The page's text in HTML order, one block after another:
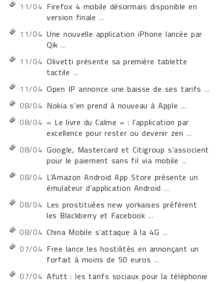
11/04 Firefox 4 mobile désormais disponible en
version finale ...
11/04 Une nouvelle application iPhone lancée par
Qik ...
11/04 Olivetti présente sa première tablette
tactile ...
11/04 Open IP annonce une baisse de ses tarifs ...
08/04 Nokia s’en prend à nouveau à Apple ...
08/04 « Le livre du Calme » : l’application par
excellence pour rester ou devenir zen ...
08/04 Google, Mastercard et Citigroup s’associent
pour le paiement sans fil via mobile ...
08/04 L’Amazon Android App Store présente un
émulateur d’application Android ...
08/04 Les prostituées new yorkaises préfèrent
les Blackberry et Facebook ...
08/04 China Mobile s’attaque à la 4G ...
07/04 Free lance les hostilités en annonçant un
forfait à moins de 50 euros ...
07/04 Afutt : les tarifs sociaux pour la téléphonie